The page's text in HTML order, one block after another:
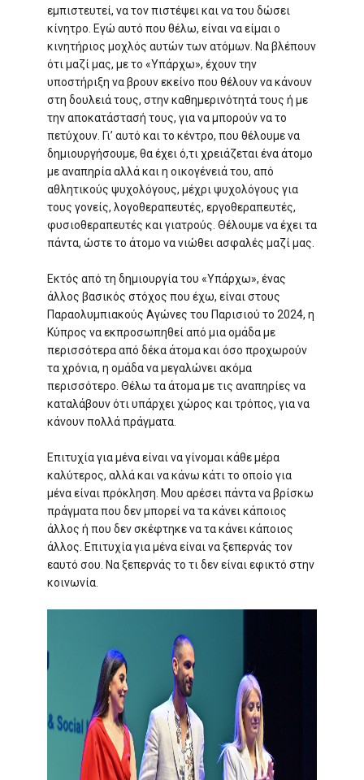
εμπιστευτεί, να τον πιστέψει και να του δώσει
κίνητρο. Εγώ αυτό που θέλω, είναι να είμαι ο
κινητήριος μοχλός αυτών των ατόμων. Να βλέπουν
ότι μαζί μας, με το «Υπάρχω», έχουν την
υποστήριξη να βρουν εκείνο που θέλουν να κάνουν
στη δουλειά τους, στην καθημερινότητά τους ή με
την αποκατάστασή τους, για να μπορούν να το
πετύχουν. Γι’ αυτό και το κέντρο, που θέλουμε να
δημιουργήσουμε, θα έχει ό,τι χρειάζεται ένα άτομο
με αναπηρία αλλά και η οικογένειά του, από
αθλητικούς ψυχολόγους, μέχρι ψυχολόγους για
τους γονείς, λογοθεραπευτές, εργοθεραπευτές,
φυσιοθεραπευτές και γιατρούς. Θέλουμε να έχει τα
πάντα, ώστε το άτομο να νιώθει ασφαλές μαζί μας.
Εκτός από τη δημιουργία του «Υπάρχω», ένας
άλλος βασικός στόχος που έχω, είναι στους
Παραολυμπιακούς Αγώνες του Παρισιού το 2024, η
Κύπρος να εκπροσωπηθεί από μια ομάδα με
περισσότερα από δέκα άτομα και όσο προχωρούν
τα χρόνια, η ομάδα να μεγαλώνει ακόμα
περισσότερο. Θέλω τα άτομα με τις αναπηρίες να
καταλάβουν ότι υπάρχει χώρος και τρόπος, για να
κάνουν πολλά πράγματα.
Επιτυχία για μένα είναι να γίνομαι κάθε μέρα
καλύτερος, αλλά και να κάνω κάτι το οποίο για
μένα είναι πρόκληση. Μου αρέσει πάντα να βρίσκω
πράγματα που δεν μπορεί να τα κάνει κάποιος
άλλος ή που δεν σκέφτηκε να τα κάνει κάποιος
άλλος. Επιτυχία για μένα είναι να ξεπερνάς τον
εαυτό σου. Να ξεπερνάς το τι δεν είναι εφικτό στην
κοινωνία.